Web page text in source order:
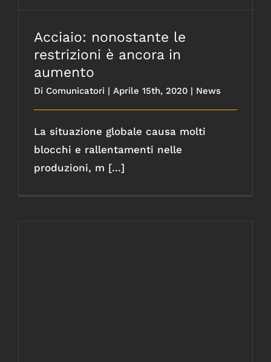
Acciaio: nonostante le
restrizioni è ancora in
aumento
Di Comunicatori Aprile 15th, 2020 News
La situazione globale causa molti
blocchi e rallentamenti nelle
produzioni, m [...]